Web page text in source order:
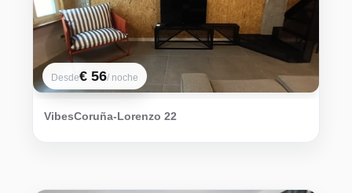
VibesCoruña-Lorenzo 22
Desde€ 56/ noche